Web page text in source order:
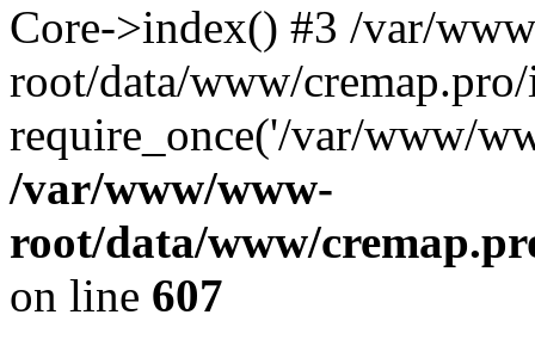
Core->index() #3 /var/
root/data/www/
require_once('/var/www/
/var/www/www-
root/data/www/
on line 607